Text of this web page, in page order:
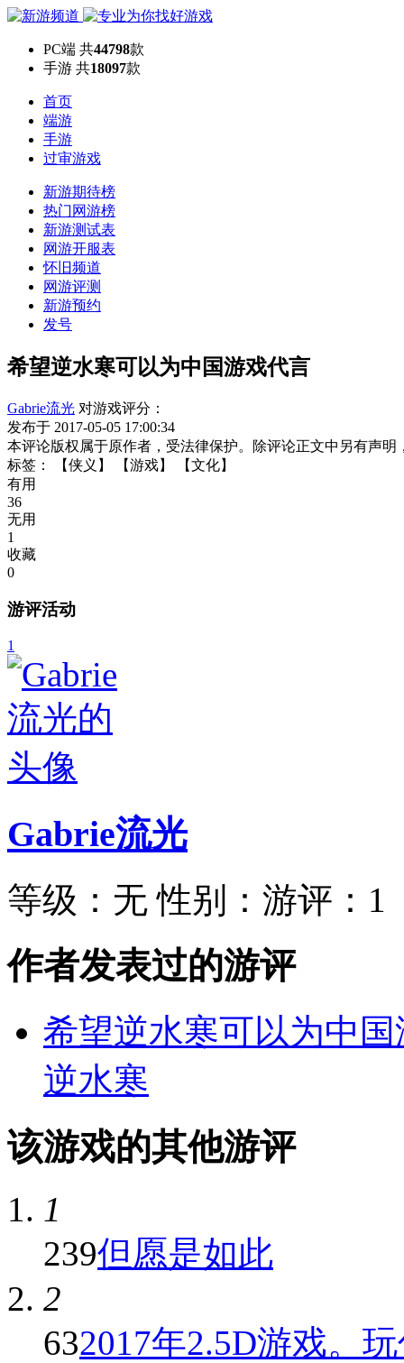
PC端 共44798款
手游 共18097款
首页
端游
手游
过审游戏
新游期待榜
热门网游榜
新游测试表
网游开服表
怀旧频道
网游评测
新游预约
发号
希望逆水寒可以为中国游戏代言
Gabrie流光 对游戏评分：
发布于 2017-05-05 17:00:34
本评论版权属于原作者，受法律保护。除评论正文中另有声
标签：
【侠义】 【游戏】
【文化】
有用
36
无用
1
收藏
0
游评活动
1
Gabrie流光
等级： 无 性别： 游评： 1
作者发表过的游评
希望逆水寒可以为中
逆水寒
该游戏的其他游评
1
239但愿是如此
2
632017年2.5D游戏。